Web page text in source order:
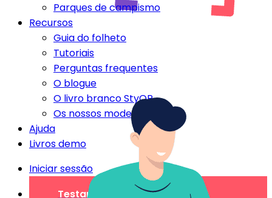
Parques de campismo
Recursos
Guia do folheto
Tutoriais
Perguntas frequentes
O blogue
O livro branco StyQR
Os nossos modelos StyQR
Ajuda
Livros demo
Iniciar sessão
Testar gratuitamente